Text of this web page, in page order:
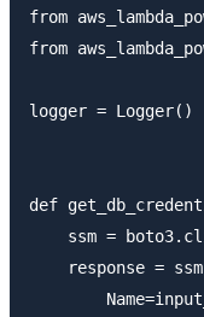
from
from
logger = Logger()
def
ssm =
response =